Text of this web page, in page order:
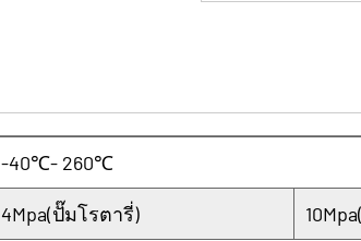
-40℃- 260℃
4Mpa(ปั๊มโรตารี่)